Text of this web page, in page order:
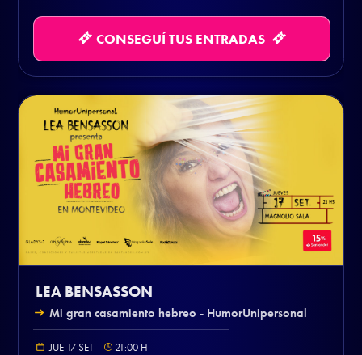
CONSEGUÍ TUS ENTRADAS
LEA BENSASSON
Mi gran casamiento hebreo - HumorUnipersonal
JUE 17 SET 21:00 H